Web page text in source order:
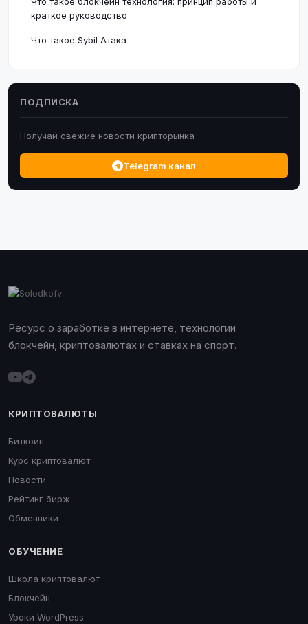
краткое руководство
Что такое Sybil Атака
ПОДПИСКА
Получай свежие новости крипторынка
Telegram канал
Ресурс о заработке в интернете, технологии
блокчейн, криптовалютах и ставках на спорт.
КРИПТОВАЛЮТЫ
Биткоин
Курс криптовалют
Новости
Рейтинг бирж
Обменники
ОБУЧЕНИЕ
Школа криптовалют
Блокчейн
Уроки WordPress